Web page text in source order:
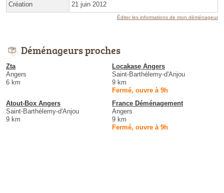
Création 21 juin 2012
Éditer les informations de mon déménageur
Déménageurs proches
Zta
Angers
6 km
Locakase Angers
Saint-Barthélemy-d'Anjou
9 km
Fermé, ouvre à 9h
Atout-Box Angers
Saint-Barthélemy-d'Anjou
9 km
France Déménagement
Angers
9 km
Fermé, ouvre à 9h